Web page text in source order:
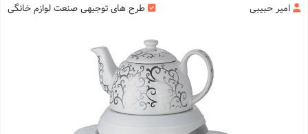
امیر حبیبی طرح های توجیهی صنعت لوازم خانگی